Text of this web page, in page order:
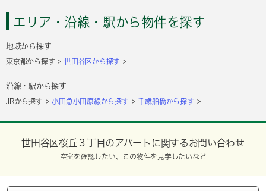
エリア・沿線・駅から物件を探す
地域から探す
東京都から探す 世田谷区から探す
沿線・駅から探す
JRから探す 小田急小田原線から探す 千歳船橋から探す
世田谷区桜丘３丁目のアパートに関するお問い合わせ
空室を確認したい、この物件を見学したいなど